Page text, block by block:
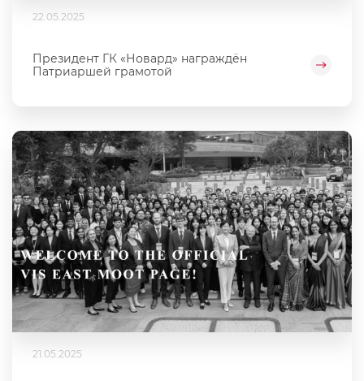
22.05.2025
Президент ГК «Новард» награждён
Патриаршей грамотой
21.05.2025